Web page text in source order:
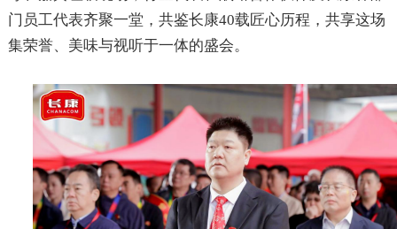
门员工代表齐聚一堂，共鉴长康40载匠心历程，共享这场
集荣誉、美味与视听于一体的盛会。